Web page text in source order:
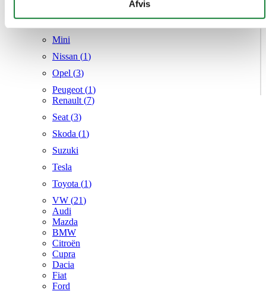
givet dem, eller som de har indsamlet fra din brug af deres
tjenester.
Afvis
Mini
Nissan (1)
Opel (3)
Peugeot (1)
Renault (7)
Seat (3)
Skoda (1)
Suzuki
Tesla
Toyota (1)
VW (21)
Audi
Mazda
BMW
Citroën
Cupra
Dacia
Fiat
Ford